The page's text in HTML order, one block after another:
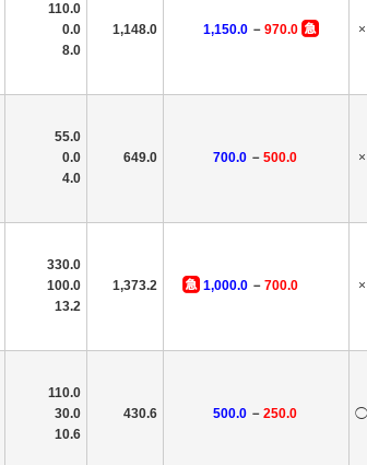
110.0
0.0
8.0
1,148.0 1,150.0 － 970.0 ×
55.0
0.0
4.0
649.0 700.0 － 500.0 ×
330.0
100.0
13.2
1,373.2 1,000.0 － 700.0 ×
110.0
30.0
10.6
430.6 500.0 － 250.0 ◯